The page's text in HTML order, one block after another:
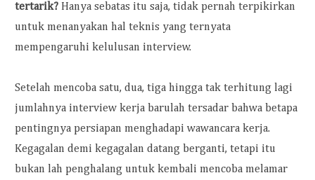
tertarik? Hanya sebatas itu saja, tidak pernah terpikirkan
untuk menanyakan hal teknis yang ternyata
mempengaruhi kelulusan interview.
Setelah mencoba satu, dua, tiga hingga tak terhitung lagi
jumlahnya interview kerja barulah tersadar bahwa betapa
pentingnya persiapan menghadapi wawancara kerja.
Kegagalan demi kegagalan datang berganti, tetapi itu
bukan lah penghalang untuk kembali mencoba melamar